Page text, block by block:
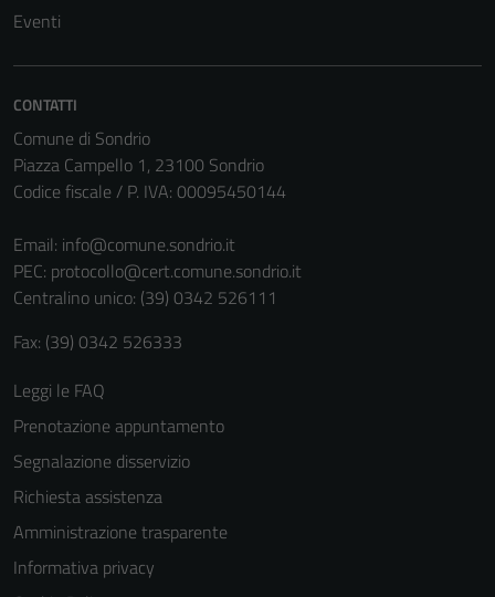
Eventi
CONTATTI
Comune di Sondrio
Piazza Campello 1, 23100 Sondrio
Codice fiscale / P. IVA: 00095450144
Email: info@comune.sondrio.it
PEC: protocollo@cert.comune.sondrio.it
Centralino unico: (39) 0342 526111
Fax: (39) 0342 526333
Leggi le FAQ
Prenotazione appuntamento
Segnalazione disservizio
Richiesta assistenza
Amministrazione trasparente
Informativa privacy